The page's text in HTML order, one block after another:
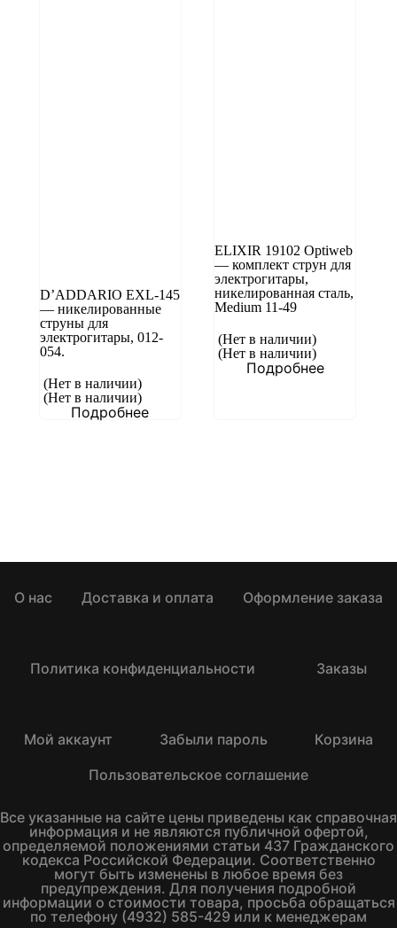
D’ADDARIO EXL-145
— никелированные
струны для
электрогитары, 012-
054.
(Нет в наличии)
(Нет в наличии)
Подробнее
ELIXIR 19102 Optiweb
— комплект струн для
электрогитары,
никелированная сталь,
Medium 11-49
(Нет в наличии)
(Нет в наличии)
Подробнее
О нас Доставка и оплата Оформление заказа
Политика конфиденциальности Заказы
Мой аккаунт Забыли пароль
Корзина
Пользовательское соглашение
Все указанные на сайте цены приведены как справочная
информация и не являются публичной офертой,
определяемой положениями статьи 437 Гражданского
кодекса Российской Федерации. Соответственно
могут быть изменены в любое время без
предупреждения. Для получения подробной
информации о стоимости товара, просьба обращаться
по телефону (4932) 585-429 или к менеджерам